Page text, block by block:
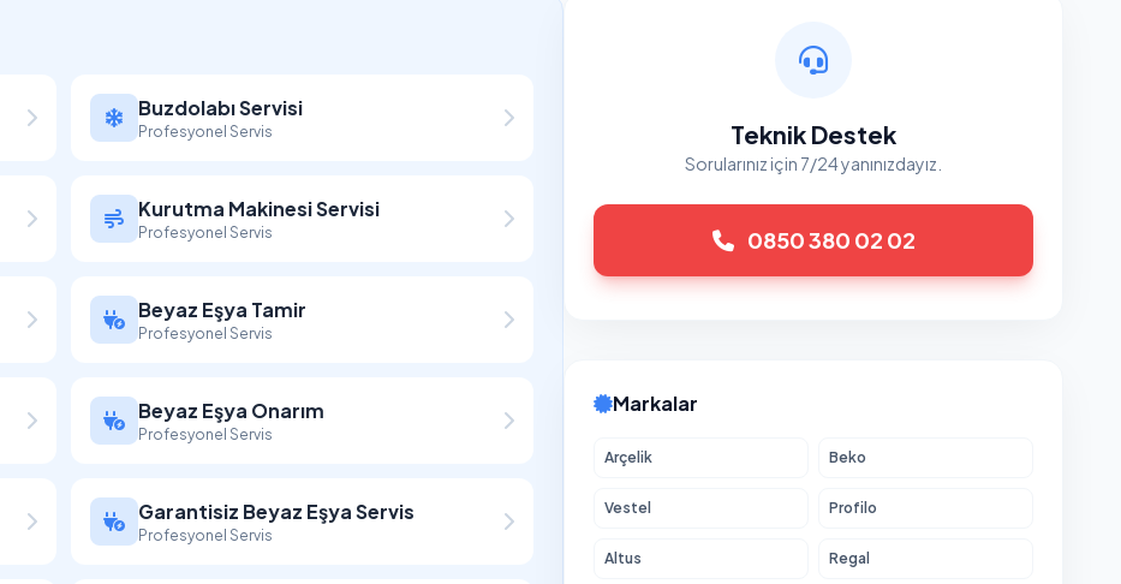
Buzdolabı Servisi
Profesyonel Servis
Kurutma Makinesi Servisi
Profesyonel Servis
Beyaz Eşya Tamir
Profesyonel Servis
Beyaz Eşya Onarım
Profesyonel Servis
Garantisiz Beyaz Eşya Servis
Profesyonel Servis
Teknik Destek
Sorularınız için 7/24 yanınızdayız.
0850 380 02 02
Markalar
Arçelik Beko
Vestel Profilo
Altus Regal